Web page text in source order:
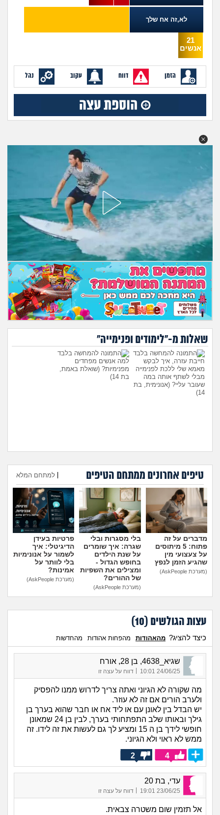
יוקר המחיה
גאווה
לא,זה אח שלך
21
אנשים
הזמן דווח עקוב נהל
שאלות מ-"לימודים ופנימייה"
חייבת עזרה, איך לבקש
מאמא שלי ללכת לפנימייה
מבלי לשתף אותה במה
שעובר עליי? (אנונימית, בת
14)
למה אנשים מפחדים
מפנימיות? (שואלת באמת,
בת 14)
היועצת המליצה לשלוח את
הבן שלי לפנימייה, לסמוך
עליה?(אמא מודאגת, בת
35)
עומדת להיות בפנימייה ויש לי
חבר, אני יכולה להביא אותו
לחדר שלי?(פנימיסטית
לעתיד, בת 16)
טיפים אחרונים ממתחם הטיפים למתחם המלא
הוספת טיפ
מדברים על זה
פתוח: 5 מיתוסים
על צעצועי מין
שהגיע הזמן לנפץ
(מערכת AskPeople)
בלי מסגרות ובלי
שגרה: איך שומרים
על שנת הילדים
בחופש הגדול -
ומצילים את השפיות
של ההורים?
(מערכת AskPeople)
פרטיות בעידן
הדיגיטלי: איך
לשמור על אנונימיות
בלי לוותר על
אמינות?
(מערכת AskPeople)
עצות הגולשים (10
)
כיצד להציג? מהאהודות מהפחות אהודות מהחדשות
שגיא_4638, בן 28, אורח
24/06/25 10:01 דווח על עצה זו
מה שקורה לא הגיוני ואתה צריך לדרוש ממנו להפסיק
ולערב הורים אם זה לא עוזר.
יש הבדל בין לאונן עם או ליד אח או חבר שהוא בערך בן
גילך ובאותו שלב התפתחותי בערך, לבין בן 24 שמאונן
חופשי לידך בן ה 15 ומציע לך גם לעשות את זה לידו. זה
ממש לא ראוי ולא הגיוני.
4
2
עדי, בת 20
23/06/25 19:01
| דווח על עצה זו
אל תזמין שום משטרה צבאית.